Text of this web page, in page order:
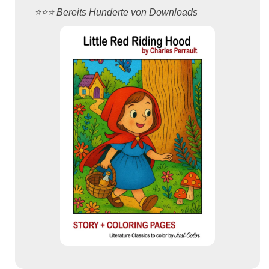
⭐️⭐️⭐️ Bereits Hunderte von Downloads